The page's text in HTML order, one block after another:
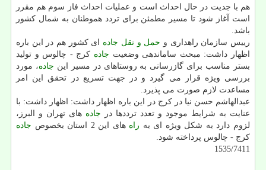
هم با جدیت در حال احداث است و عملیات احداث فاز سوم هم مقرر
است آغاز شود تا مسیر مطمئن برای تردد هموطنان به شمال كشور
باشد.
رییس سازمان راهداری و حمل و نقل جاده ای كشور هم در این باره
اظهار داشت: مبحث ساماندهی وضعیت جاده كرج - چالوس و تولید
بستر مناسب برای گازرسانی به روستاهای در مسیر این جاده، مورد
بررسی ویژه قرار می گیرد و در جهت تسریع در تحقق این امر
مساعدت لازم صورت می پذیرد.
عبدالهاشم حسن نیا در كرج در این باره اظهار داشت: اظهار داشت: با
عنایت به شرایط موجود و تعدد ترددها در جاده های تهران و البرز،
لزوم دارد به شكل ویژه ای به راه های این 2 استان بخصوص
جاده
كرج - چالوس پرداخته شود.
1535/7411